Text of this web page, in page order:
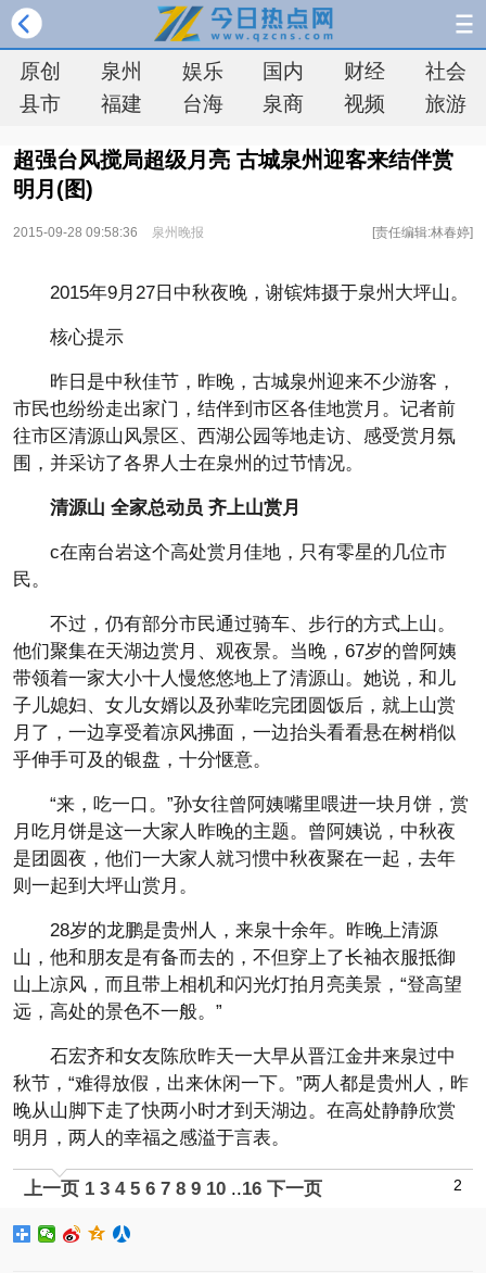
原创 泉州 娱乐 国内 财经
社会
县市
福建 台海 泉商 视频 旅游
超强台风搅局超级月亮 古城泉州迎客来结伴赏
明月(图)
2015-09-28 09:58:36 泉州晚报 [责任编辑:林春婷]
2015年9月27日中秋夜晚，谢镔炜摄于泉州大坪山。
核心提示
昨日是中秋佳节，昨晚，古城泉州迎来不少游客，
市民也纷纷走出家门，结伴到市区各佳地赏月。记者前
往市区清源山风景区、西湖公园等地走访、感受赏月氛
围，并采访了各界人士在泉州的过节情况。
清源山 全家总动员 齐上山赏月
c在南台岩这个高处赏月佳地，只有零星的几位市
民。
不过，仍有部分市民通过骑车、步行的方式上山。
他们聚集在天湖边赏月、观夜景。当晚，67岁的曾阿姨
带领着一家大小十人慢悠悠地上了清源山。她说，和儿
子儿媳妇、女儿女婿以及孙辈吃完团圆饭后，就上山赏
月了，一边享受着凉风拂面，一边抬头看看悬在树梢似
乎伸手可及的银盘，十分惬意。
“来，吃一口。”孙女往曾阿姨嘴里喂进一块月饼，赏
月吃月饼是这一大家人昨晚的主题。曾阿姨说，中秋夜
是团圆夜，他们一大家人就习惯中秋夜聚在一起，去年
则一起到大坪山赏月。
28岁的龙鹏是贵州人，来泉十余年。昨晚上清源
山，他和朋友是有备而去的，不但穿上了长袖衣服抵御
山上凉风，而且带上相机和闪光灯拍月亮美景，“登高望
远，高处的景色不一般。”
石宏齐和女友陈欣昨天一大早从晋江金井来泉过中
秋节，“难得放假，出来休闲一下。”两人都是贵州人，昨
晚从山脚下走了快两小时才到天湖边。在高处静静欣赏
明月，两人的幸福之感溢于言表。
上一页 1 2
3 4 5 6 7 8 9 10 ..16 下一页